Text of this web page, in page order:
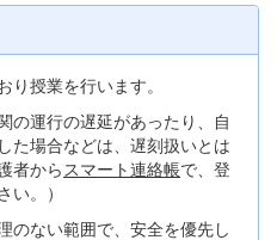
授業を行います。
運行の遅延があったり、自
た場合などは、遅刻扱いとは
者から スマート連絡帳で、登
。）
ない範囲で、安全を優先し